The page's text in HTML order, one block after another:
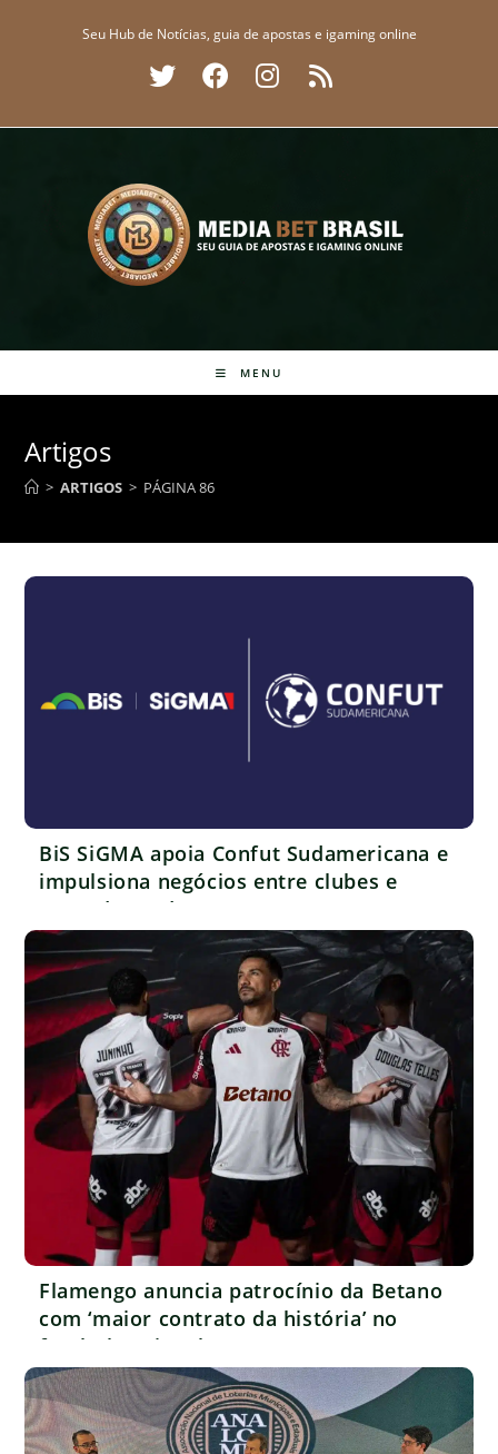
Seu Hub de Notícias, guia de apostas e igaming online
MENU
Artigos
> ARTIGOS > PÁGINA 86
BiS SiGMA apoia Confut Sudamericana e
impulsiona negócios entre clubes e
operadoras de apostas
Flamengo anuncia patrocínio da Betano
com ‘maior contrato da história’ no
futebol nacional